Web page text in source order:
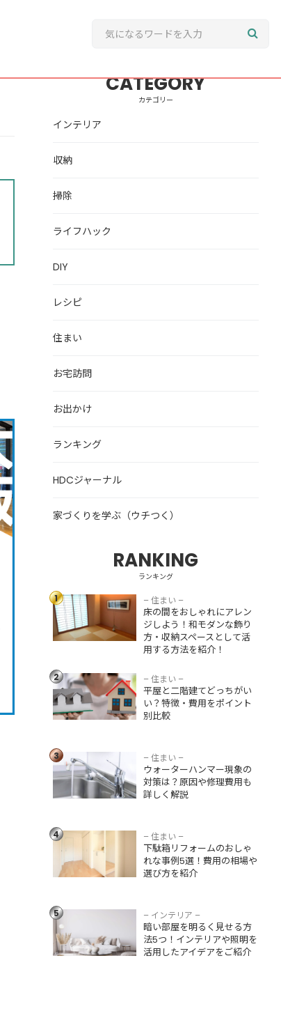
CATEGORY
カテゴリー
インテリア
収納
掃除
ライフハック
DIY
レシピ
住まい
お宅訪問
お出かけ
ランキング
HDCジャーナル
家づくりを学ぶ（ウチつく）
RANKING
ランキング
1
床の間をおしゃれ
り方・収納スペー
スとして活用する
方法を紹介！
– 住まい –
床の間をおしゃれにアレン
ジしよう！和モダンな飾り
方・収納スペースとして活
用する方法を紹介！
2
徴・費用をポイン
ト別比較
– 住まい –
平屋と二階建てどっちがい
い？特徴・費用をポイント
別比較
3
原因や修理費用も
詳しく解説
– 住まい –
ウォーターハンマー現象の
対策は？原因や修理費用も
詳しく解説
4
選！費用の相場や
選び方を紹介
– 住まい –
下駄箱リフォームのおしゃ
れな事例5選！費用の相場や
選び方を紹介
5
暗い部屋を明るく
ンテリアや照明を
活用したアイデア
をご紹介
– インテリア –
暗い部屋を明るく見せる方
法5つ！インテリアや照明を
活用したアイデアをご紹介